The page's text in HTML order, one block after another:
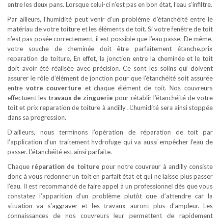
entre les deux pans. Lorsque celui-ci n’est pas en bon état, l’eau s’infiltre.
Par ailleurs, l’humidité peut venir d’un problème d’étanchéité entre le
matériau de votre toiture et les éléments de toit. Si votre fenêtre de toit
n’est pas posée correctement, il est possible que l’eau passe. De même,
votre souche de cheminée doit être parfaitement étanche.prix
reparation de toiture, En effet, la jonction entre la cheminée et le toit
doit avoir été réalisée avec précision. Ce sont les solins qui doivent
assurer le rôle d’élément de jonction pour que l’étanchéité soit assurée
entre votre couverture et chaque élément de toit. Nos couvreurs
effectuent lestravaux de zinguerie pour rétablir l’étanchéité de votre
toit et prix reparation de toiture à andilly . L’humidité sera ainsi stoppée
dans sa progression.
D’ailleurs, nous terminons l’opération de réparation de toit par
l’application d’un traitement hydrofuge qui va aussi empêcher l’eau de
passer. L’étanchéité est ainsi parfaite.
Chaque réparation de toiture pour notre couvreur à andilly consiste
donc à vous redonner un toit en parfait état et qui ne laisse plus passer
l’eau. Il est recommandé de faire appel à un professionnel dès que vous
constatez l’apparition d’un problème plutôt que d’attendre car la
situation va s’aggraver et les travaux auront plus d’ampleur. Les
connaissances de nos couvreurs leur permettent de rapidement